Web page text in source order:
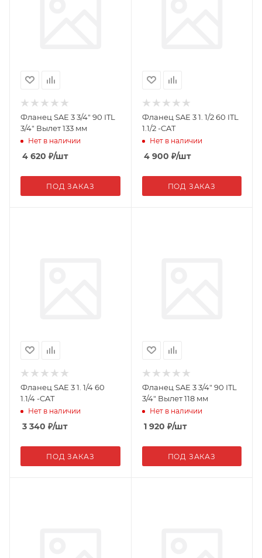
Фланец SAE 3 3/4" 90 ITL
3/4" Вылет 133 мм
Нет в наличии
4 620 ₽/шт
ПОД ЗАКАЗ
Фланец SAE 3 1. 1/2 60 ITL
1.1/2 -CAT
Нет в наличии
4 900 ₽/шт
ПОД ЗАКАЗ
Фланец SAE 3 1. 1/4 60
1.1/4 -CAT
Нет в наличии
3 340 ₽/шт
ПОД ЗАКАЗ
Фланец SAE 3 3/4" 90 ITL
3/4" Вылет 118 мм
Нет в наличии
1 920 ₽/шт
ПОД ЗАКАЗ